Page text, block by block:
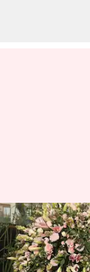
अरबाज
के बेटे
डेब्यू?